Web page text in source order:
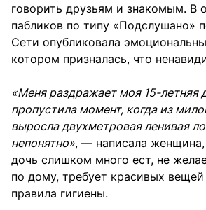
говорить друзьям и знакомым. В
пабликов по типу «Подслушано»
Сети опубликовала
котором призналась, что
«Меня раздражает моя 15-летняя
пропустила момент, когда из
выросла двухметровая ленивая
непонятно», — написала женщина,
дочь слишком много ест, не
по дому, требует красивых
правила гигиены.